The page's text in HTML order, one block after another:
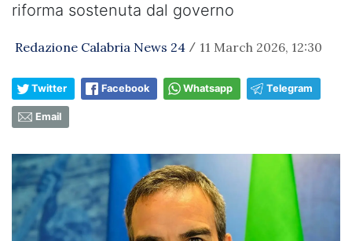
riforma sostenuta dal governo
Redazione Calabria News 24 / 11 March 2026, 12:30
Twitter Facebook Whatsapp Telegram
Email